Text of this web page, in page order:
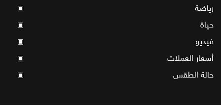
رياضة ▣
حياة ▣
فيديو ▣
أسعار العملات ▣
حالة الطقس ▣